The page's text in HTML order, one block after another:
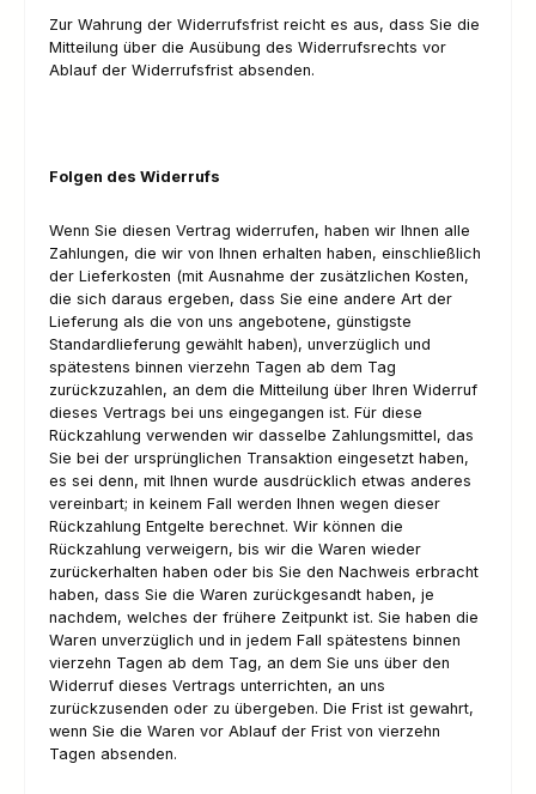
Zur Wahrung der Widerrufsfrist reicht es aus, dass Sie die
Mitteilung über die Ausübung des Widerrufsrechts vor
Ablauf der Widerrufsfrist absenden.
Folgen des Widerrufs
Wenn Sie diesen Vertrag widerrufen, haben wir Ihnen alle
Zahlungen, die wir von Ihnen erhalten haben, einschließlich
der Lieferkosten (mit Ausnahme der zusätzlichen Kosten,
die sich daraus ergeben, dass Sie eine andere Art der
Lieferung als die von uns angebotene, günstigste
Standardlieferung gewählt haben), unverzüglich und
spätestens binnen vierzehn Tagen ab dem Tag
zurückzuzahlen, an dem die Mitteilung über Ihren Widerruf
dieses Vertrags bei uns eingegangen ist. Für diese
Rückzahlung verwenden wir dasselbe Zahlungsmittel, das
Sie bei der ursprünglichen Transaktion eingesetzt haben,
es sei denn, mit Ihnen wurde ausdrücklich etwas anderes
vereinbart; in keinem Fall werden Ihnen wegen dieser
Rückzahlung Entgelte berechnet. Wir können die
Rückzahlung verweigern, bis wir die Waren wieder
zurückerhalten haben oder bis Sie den Nachweis erbracht
haben, dass Sie die Waren zurückgesandt haben, je
nachdem, welches der frühere Zeitpunkt ist. Sie haben die
Waren unverzüglich und in jedem Fall spätestens binnen
vierzehn Tagen ab dem Tag, an dem Sie uns über den
Widerruf dieses Vertrags unterrichten, an uns
zurückzusenden oder zu übergeben. Die Frist ist gewahrt,
wenn Sie die Waren vor Ablauf der Frist von vierzehn
Tagen absenden.